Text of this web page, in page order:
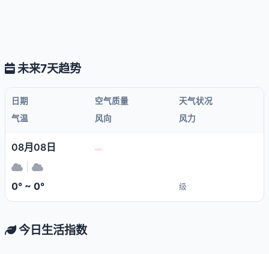
未来7天趋势
日期 空气质量
天气状况
气温
风向 风力
08月08日
0° ~ 0° 级
今日生活指数